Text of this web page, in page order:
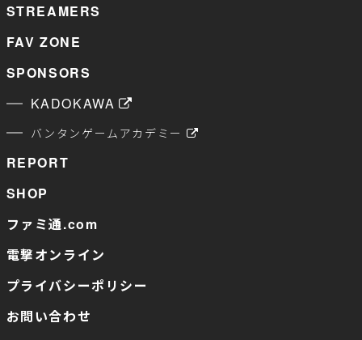
STREAMERS
FAV ZONE
SPONSORS
KADOKAWA
バンタンゲームアカデミー
REPORT
SHOP
ファミ通.com
電撃オンライン
プライバシーポリシー
お問い合わせ